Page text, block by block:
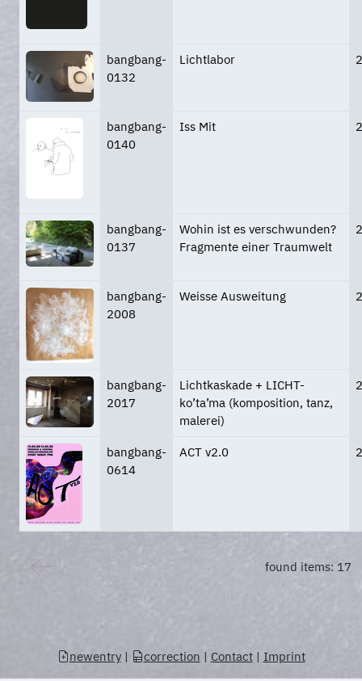
bangbang-
0132
Lichtlabor
bangbang-
0140
Iss Mit
bangbang-
0137
Wohin ist es verschwunden?
Fragmente einer Traumwelt
bangbang-
2008
Weisse Ausweitung
bangbang-
2017
Lichtkaskade + LICHT-
ko’ta’ma (komposition, tanz,
malerei)
bangbang-
0614
ACT v2.0
found items: 17
newentry| correction | Contact| Imprint